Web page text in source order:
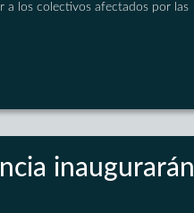
a los colectivos afectados por las
inaugurarán